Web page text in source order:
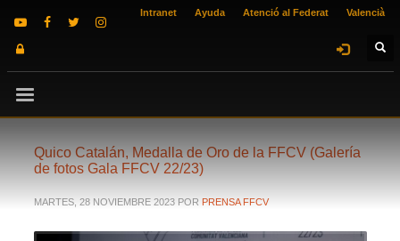
Intranet Ayuda Atenció al Federat Valencià
Quico Catalán, Medalla de Oro de la FFCV (Galería
de fotos Gala FFCV 22/23)
MARTES, 28 NOVIEMBRE 2023 POR PRENSA FFCV